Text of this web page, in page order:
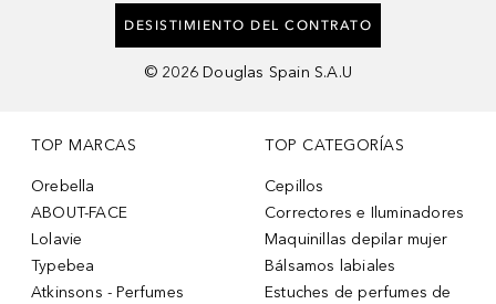
DESISTIMIENTO DEL CONTRATO
© 2026 Douglas Spain S.A.U
TOP MARCAS
Orebella
ABOUT-FACE
Lolavie
Typebea
Atkinsons - Perfumes
TOP CATEGORÍAS
Cepillos
Correctores e Iluminadores
Maquinillas depilar mujer
Bálsamos labiales
Estuches de perfumes de